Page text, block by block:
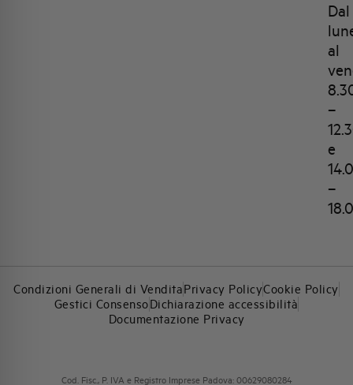
Dal
al
–
e
–
Condizioni Generali di VenditaPrivacy PolicyCookie Policy
Gestici ConsensoDichiarazione accessibilità
Documentazione Privacy
Cod. Fisc., P. IVA e Registro Imprese Padova: 00629080284